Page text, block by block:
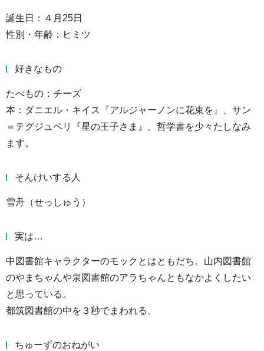
誕生日：４月25日
性別・年齢：ヒミツ
好きなもの
たべもの：チーズ
本：ダニエル・キイス『アルジャーノンに花束を』、サン
＝テグジュペリ『星の王子さま』、哲学書を少々たしなみ
ます。
そんけいする人
雪舟（せっしゅう）
実は…
中図書館キャラクターのモックとはともだち。山内図書館
のやまちゃんや泉図書館のアラちゃんともなかよくしたい
と思っている。
都筑図書館の中を３秒でまわれる。
ちゅーずのおねがい